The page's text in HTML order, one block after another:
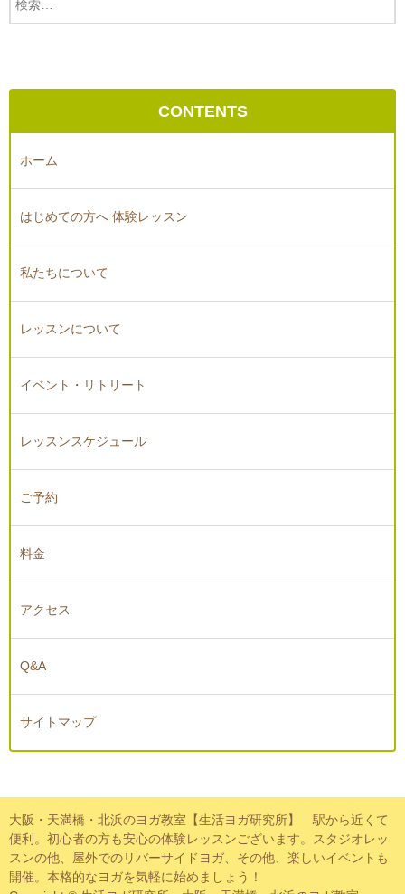
CONTENTS
ホーム
はじめての方へ 体験レッスン
私たちについて
レッスンについて
イベント・リトリート
レッスンスケジュール
ご予約
料金
アクセス
Q&A
サイトマップ
大阪・天満橋・北浜のヨガ教室【生活ヨガ研究所】 駅から近くて
便利。初心者の方も安心の体験レッスンございます。スタジオレッ
スンの他、屋外でのリバーサイドヨガ、その他、楽しいイベントも
開催。本格的なヨガを気軽に始めましょう！